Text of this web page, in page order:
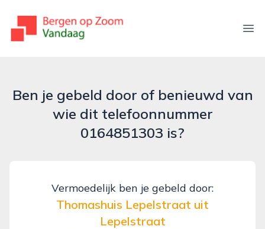
bergenopzoomvandaag.nl
Ben je gebeld door of benieuwd van
wie dit telefoonnummer
0164851303 is?
Vermoedelijk ben je gebeld door:
Thomashuis Lepelstraat uit
Lepelstraat